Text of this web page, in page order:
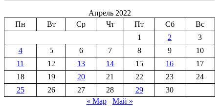
Апрель 2022
Пн
Вт Ср Чт Пт Сб
Вс
1
2
3
4
5 6 7 8 9
10
11
12 13 14 15 16
17
18
19 20 21 22 23
24
25
26 27 28 29
30
« Мар
Май »